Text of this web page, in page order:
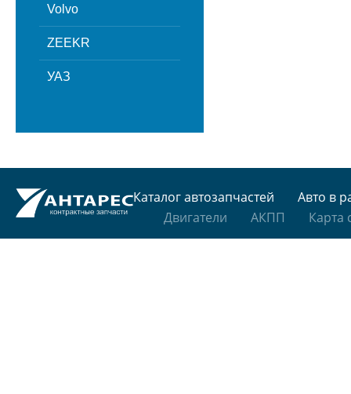
Volvo
ZEEKR
УАЗ
Каталог автозапчастей
Авто в
Двигатели
АКПП Карта